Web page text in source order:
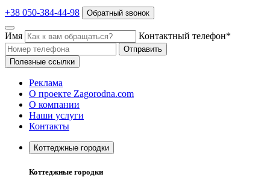
+38 050-384-44-98 Обратный звонок
Имя Контактный телефон*
Отправить
Полезные ссылки
Реклама
О проекте Zagorodna.com
О компании
Наши услуги
Контакты
Коттеджные городки
Коттеджные городки